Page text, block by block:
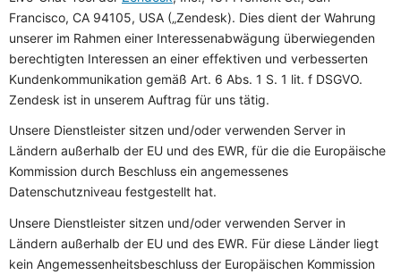
Francisco, CA 94105, USA („Zendesk). Dies dient der Wahrung
unserer im Rahmen einer Interessenabwägung überwiegenden
berechtigten Interessen an einer effektiven und verbesserten
Kundenkommunikation gemäß Art. 6 Abs. 1 S. 1 lit. f DSGVO.
Zendesk ist in unserem Auftrag für uns tätig.
Unsere Dienstleister sitzen und/oder verwenden Server in
Ländern außerhalb der EU und des EWR, für die die Europäische
Kommission durch Beschluss ein angemessenes
Datenschutzniveau festgestellt hat.
Unsere Dienstleister sitzen und/oder verwenden Server in
Ländern außerhalb der EU und des EWR. Für diese Länder liegt
kein Angemessenheitsbeschluss der Europäischen Kommission